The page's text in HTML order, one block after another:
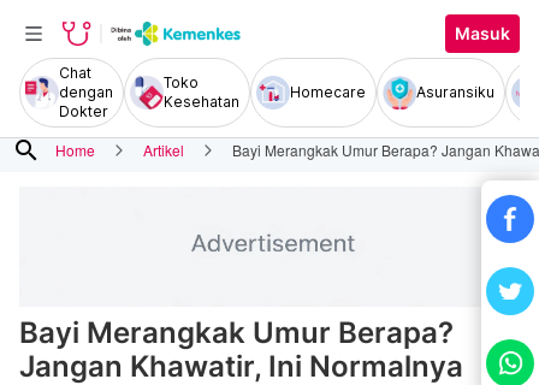
Masuk
Chat
dengan
Dokter
Toko
Kesehatan
Homecare Asuransiku
search Home Artikel Bayi Merangkak Umur Berapa? Jangan
Bayi Merangkak Umur Berapa?
Jangan Khawatir, Ini Normalnya